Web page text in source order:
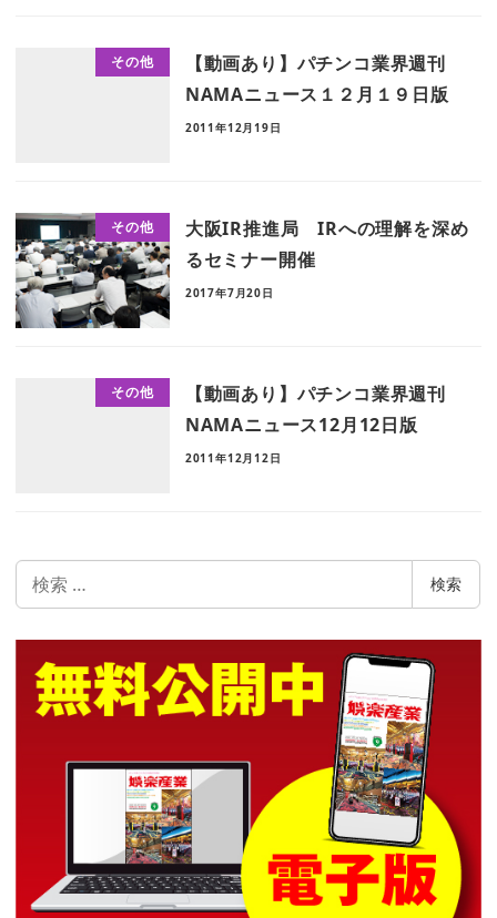
その他
【動画あり】パチンコ業界週刊
NAMAニュース１２月１９日版
2011年12月19日
その他
大阪IR推進局 IRへの理解を深め
るセミナー開催
2017年7月20日
その他
【動画あり】パチンコ業界週刊
NAMAニュース12月12日版
2011年12月12日
索
検索